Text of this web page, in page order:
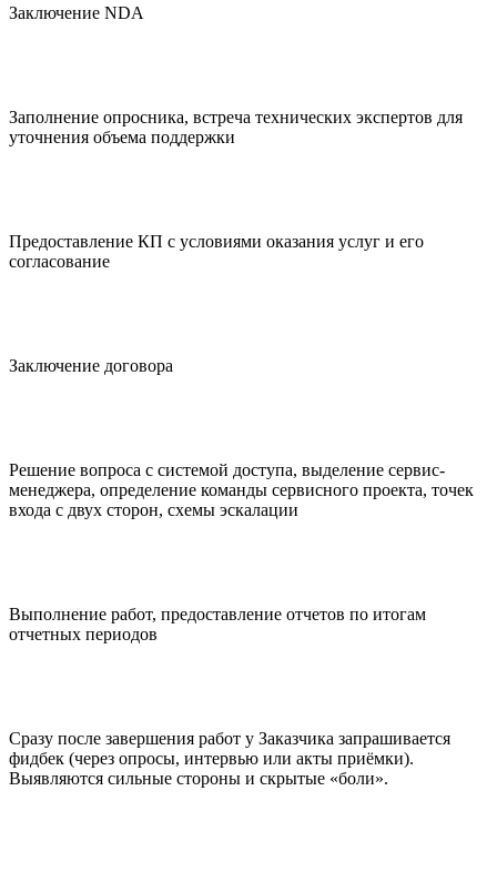
Заключение NDA
Заполнение опросника, встреча технических экспертов для
уточнения объема поддержки
Предоставление КП с условиями оказания услуг и его
согласование
Заключение договора
Решение вопроса с системой доступа, выделение сервис-
менеджера, определение команды сервисного проекта, точек
входа с двух сторон, схемы эскалации
Выполнение работ, предоставление отчетов по итогам
отчетных периодов
Сразу после завершения работ у Заказчика запрашивается
фидбек (через опросы, интервью или акты приёмки).
Выявляются сильные стороны и скрытые «боли».